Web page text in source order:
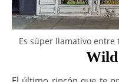
Es súper llamativo entre